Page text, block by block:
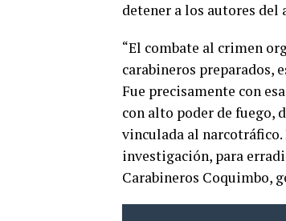
detener a los autores del
“El combate al crimen
carabineros preparados,
Fue precisamente con
con alto poder de fuego,
vinculada al
investigación, para
Carabineros Coquimbo,